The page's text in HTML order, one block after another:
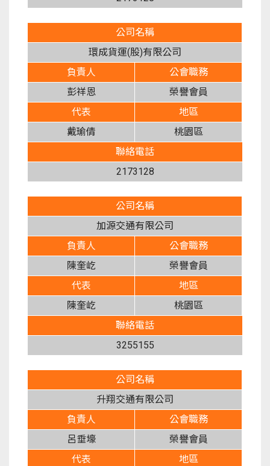
公司名稱
環成貨運(股)有限公司
負責人
彭祥恩
公會職務
榮譽會員
代表
戴瑜倩
地區
桃園區
聯絡電話
2173128
公司名稱
加源交通有限公司
負責人
陳奎屹
公會職務
榮譽會員
代表
陳奎屹
地區
桃園區
聯絡電話
3255155
公司名稱
升翔交通有限公司
負責人
呂垂壕
公會職務
榮譽會員
代表
地區